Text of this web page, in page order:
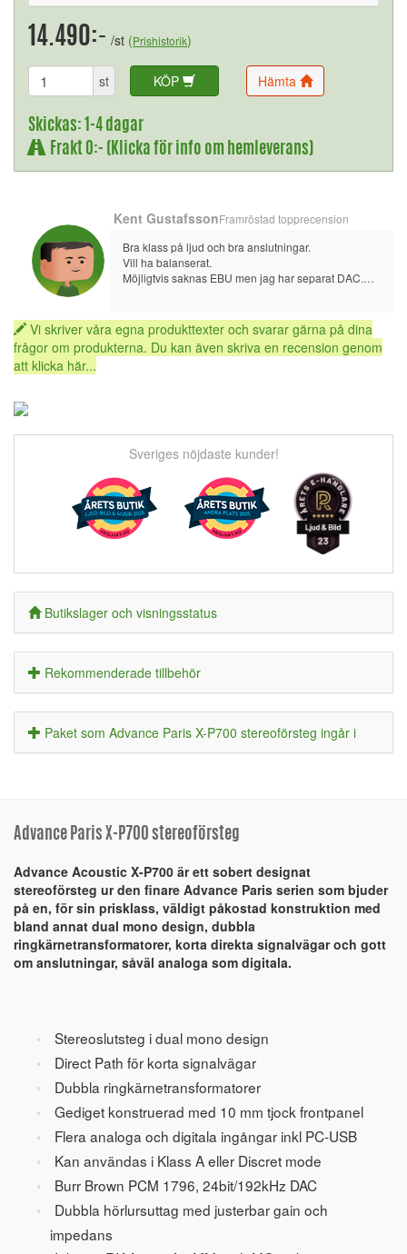
14.490:- /st (Prishistorik)
st KÖP Hämta
Skickas: 1-4 dagar
Frakt 0:- (Klicka för info om hemleverans)
Kent GustafssonFramröstad topprecension
Bra klass på ljud och bra anslutningar.
Vill ha balanserat.
Möjligtvis saknas EBU men jag har separat DAC.
Vi skriver våra egna produkttexter och svarar gärna på dina
frågor om produkterna. Du kan även skriva en recension genom
att klicka här...
Sveriges nöjdaste kunder!
Butikslager och visningsstatus
Rekommenderade tillbehör
Paket som Advance Paris X-P700 stereoförsteg ingår i
Advance Paris X-P700 stereoförsteg
Advance Acoustic X-P700 är ett sobert designat
stereoförsteg ur den finare Advance Paris serien som bjuder
på en, för sin prisklass, väldigt påkostad konstruktion med
bland annat dual mono design, dubbla
ringkärnetransformatorer, korta direkta signalvägar och gott
om anslutningar, såväl analoga som digitala.
Stereoslutsteg i dual mono design
Direct Path för korta signalvägar
Dubbla ringkärnetransformatorer
Gediget konstruerad med 10 mm tjock frontpanel
Flera analoga och digitala ingångar inkl PC-USB
Kan användas i Klass A eller Discret mode
Burr Brown PCM 1796, 24bit/192kHz DAC
Dubbla hörlursuttag med justerbar gain och
impedans